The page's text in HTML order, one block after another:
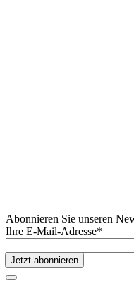
Abonnieren Sie unseren
Ihre E-Mail-Adresse*
Jetzt abonnieren